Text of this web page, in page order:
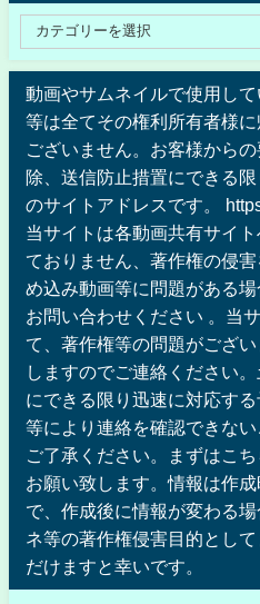
動画やサムネイルで使用し
等は全てその権利所有者様
ございません。お客様から
除、送信防止措置にできる
のサイトアドレスです。
当サイトは各動画共有サイ
ておりません、著作権の侵
め込み動画等に問題がある
お問い合わせください 。当
て、著作権等の問題がござ
しますのでご連絡ください
にできる限り迅速に対応す
等により連絡を確認できない
ご了承ください。まずはこ
お願い致します。情報は作
で、作成後に情報が変わる
ネ等の著作権侵害目的とし
だけますと幸いです。